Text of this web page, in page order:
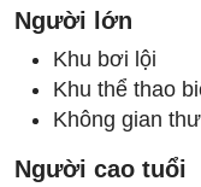
Người lớn
Khu bơi lội
Khu thể thao
Không gian
Người cao tuổi